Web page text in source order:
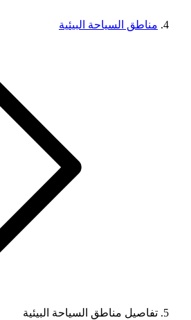
مناطق السياحة البيئية
تفاصيل مناطق السياحة البيئية